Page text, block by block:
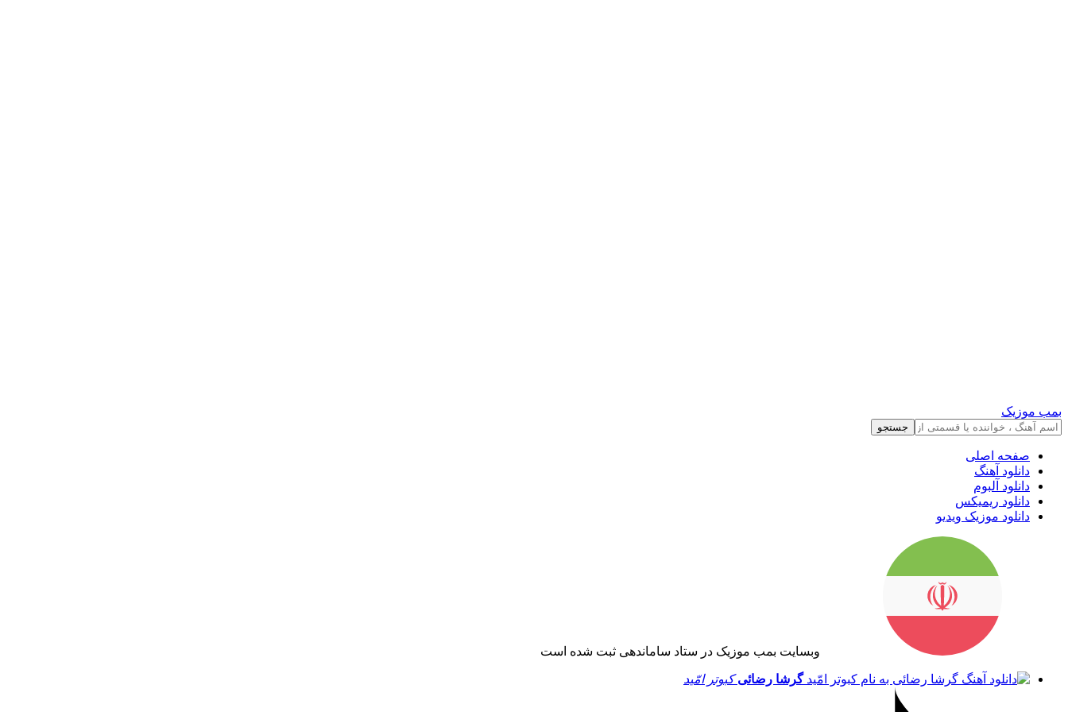
بمب موزیک
جستجو
صفحه اصلی
دانلود آهنگ
دانلود آلبوم
دانلود ریمیکس
دانلود موزیک ویدیو
وبسایت بمب موزیک در ستاد ساماندهی ثبت شده است
گرشا رضائی کبوتر امّید